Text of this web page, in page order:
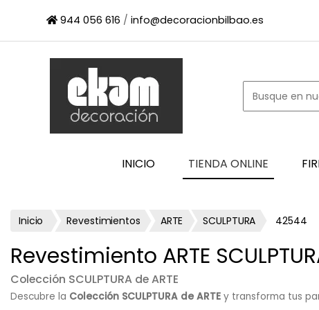
944 056 616 / info@decoracionbilbao.es
INICIO TIENDA ONLINE
INICIO
SHOWROOM
ESCAPARATES
CONTACTO
Inicio Revestimientos ARTE SCULPTURA 42544
Revestimiento ARTE
Colección SCULPTURA de ARTE
Descubre la Colección SCULPTURA de ARTE y transforma tus